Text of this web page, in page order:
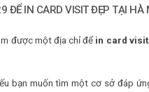
ĐỂ IN CARD VISIT ĐẸP TẠI HÀ
được một địa chỉ đểin card visit
bạn muốn tìm một cơ sở đáp